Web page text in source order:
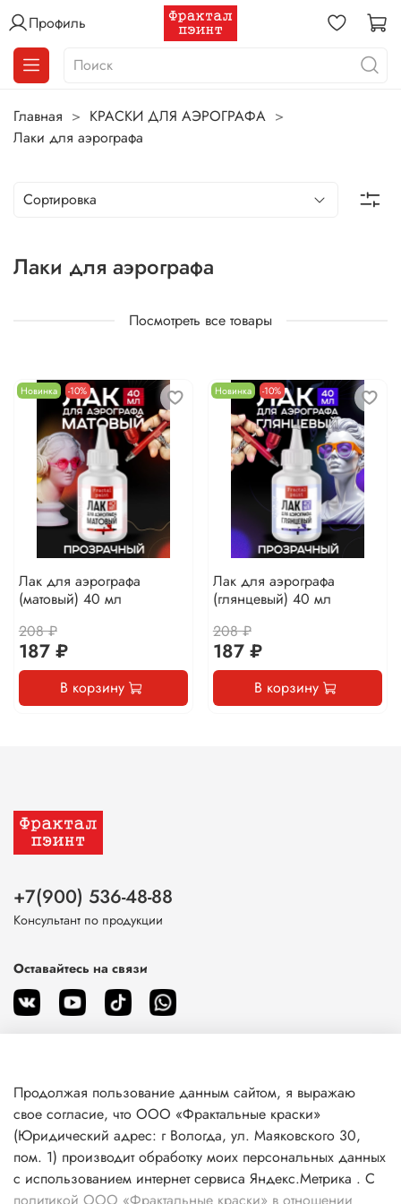
Профиль
Главная
КРАСКИ ДЛЯ АЭРОГРАФА
Лаки для аэрографа
Лаки для аэрографа
Посмотреть все товары
Новинка -10%
Лак для аэрографа
(матовый) 40 мл
208 ₽
187 ₽
В корзину
Новинка -10%
Лак для аэрографа
(глянцевый) 40 мл
208 ₽
187 ₽
В корзину
О магазине
Клиентам
+7(900) 536-48-88
Консультант по продукции
Оставайтесь на связи
Продолжая пользование данным сайтом, я выражаю
свое согласие, что ООО «Фрактальные краски»
(Юридический адрес: г Вологда, ул. Маяковского 30,
пом. 1) производит обработку моих персональных данных
с использованием интернет сервиса Яндекс.Метрика . С